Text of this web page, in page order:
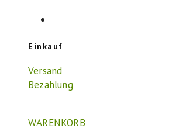
Einkauf
Versand
Bezahlung
WARENKORB